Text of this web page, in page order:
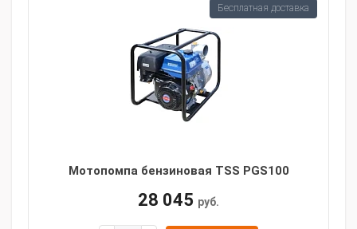
Мотопомпа бензиновая TSS PGS100
28 045 руб.
Бесплатная доставка